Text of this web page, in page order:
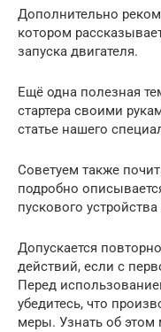
Дополнительно
котором
запуска двигателя.
Ещё одна полезная
стартера своими
статье нашего
Советуем также
подробно
пускового
Допускается
действий, если с
Перед
убедитесь, что
меры. Узнать об этом